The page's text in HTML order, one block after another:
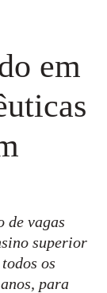
em
de vagas
superior
os
para